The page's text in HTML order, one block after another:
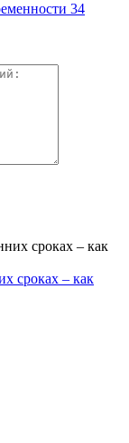
34
сроках – как